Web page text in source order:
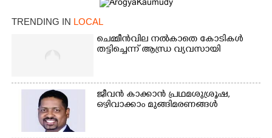
TRENDING IN LOCAL
ചെമ്മീൻവില നൽകാതെ കോടികൾ
തട്ടിച്ചെന്ന് ആന്ധ്ര വ്യവസായി
ജീവൻ കാക്കാൻ പ്രഥമശുശ്രൂഷ,
ഒഴിവാക്കാം മുങ്ങിമരണങ്ങൾ